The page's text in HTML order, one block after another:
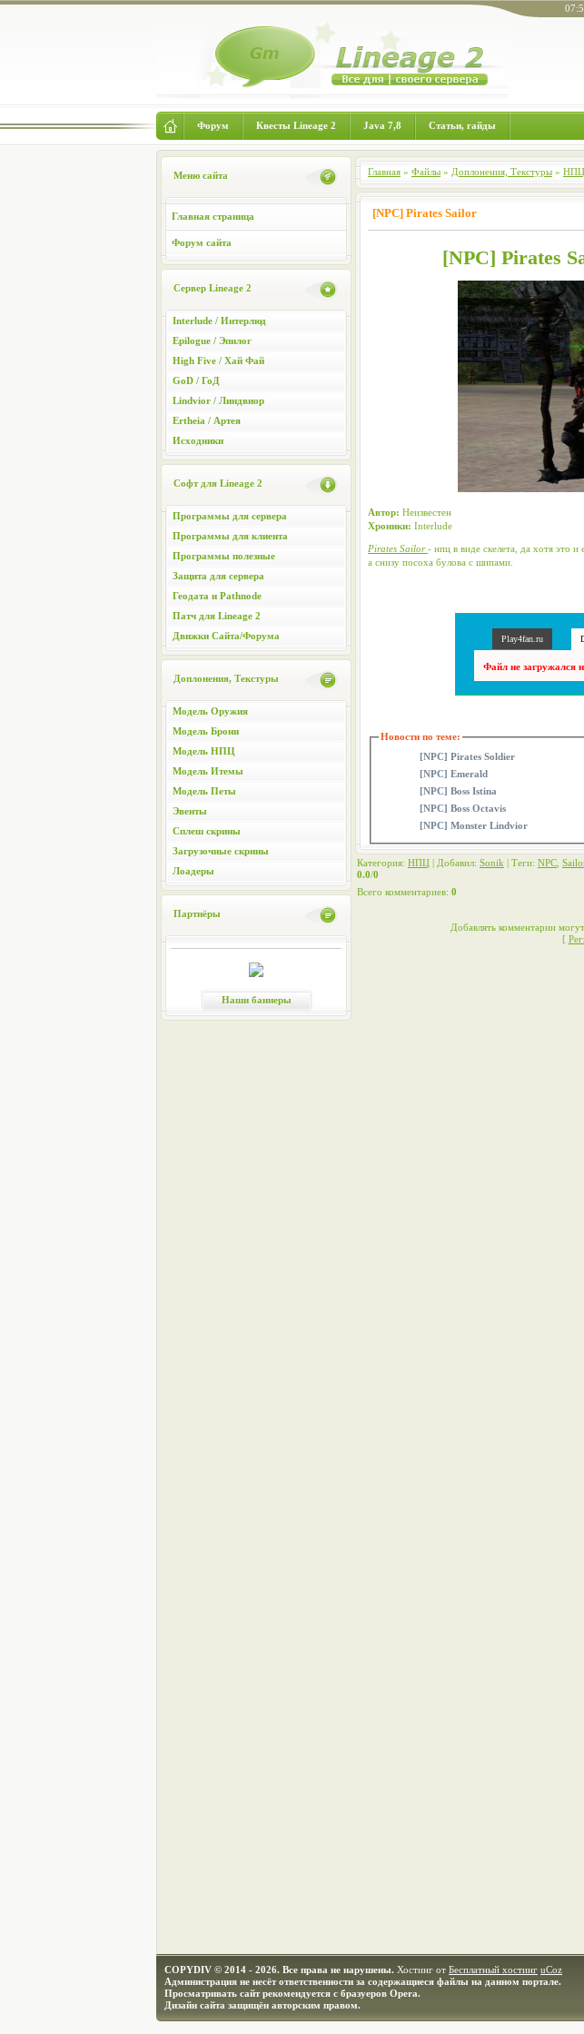
Форум Квесты Lineage 2 Java 7,8 Статьи, гайды
Меню сайта
Главная страница
Форум сайта
Сервер Lineage 2
Interlude / Интерлюд
Epilogue / Эпилог
High Five / Хай Фай
GoD / ГоД
Lindvior / Линдвиор
Ertheia / Артея
Исходники
Софт для Lineage 2
Программы для сервера
Программы для клиента
Программы полезные
Защита для сервера
Геодата и Pathnode
Патч для Lineage 2
Движки Сайта/Форума
Доплонения, Текстуры
Модель Оружия
Модель Брони
Модель НПЦ
Модель Итемы
Модель Петы
Эвенты
Сплеш скрины
Загрузочные скрины
Лоадеры
Партнёры
Наши баннеры
Главная » Файлы » Доплонения, Текстуры » НПЦ
[NPC] Pirates Sailor
[NPC] Pirates
Автор: Неизвестен
Хроники: Interlude
Pirates Sailor- нпц в виде скелета, да хотя это и
а снизу посоха булова с шипами.
Play4fan.ru
Файл не загружался
Новости по теме:
[NPC] Pirates Soldier
[NPC] Emerald
[NPC] Boss Istina
[NPC] Boss Octavis
[NPC] Monster Lindvior
Категория: НПЦ | Добавил: Sonik | Теги: NPC
0.0/0
Всего комментариев: 0
Добавлять комментарии
[
COPYDIV © 2014 - 2026. Все права не нарушены. Хостинг от Бесплатный хостинг uCoz
Администрация не несёт ответственности за содержащиеся файлы на данном портале.
Просматривать сайт рекомендуется с бразуеров Opera.
Дизайн сайта защищён авторским правом.